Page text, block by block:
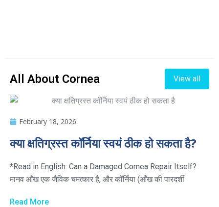
All About Cornea View all
February 18, 2026
क्या क्षतिग्रस्त कॉर्निया स्वयं ठीक हो सकता है?
*Read in English: Can a Damaged Cornea Repair Itself?
मानव आँख एक जैविक चमत्कार है, और कॉर्निया (आँख की पारदर्शी
Read More